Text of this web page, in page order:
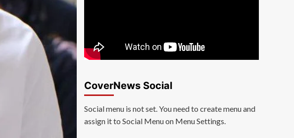
CoverNews Social
Social menu is not set. You need to create menu and
assign it to Social Menu on Menu Settings.